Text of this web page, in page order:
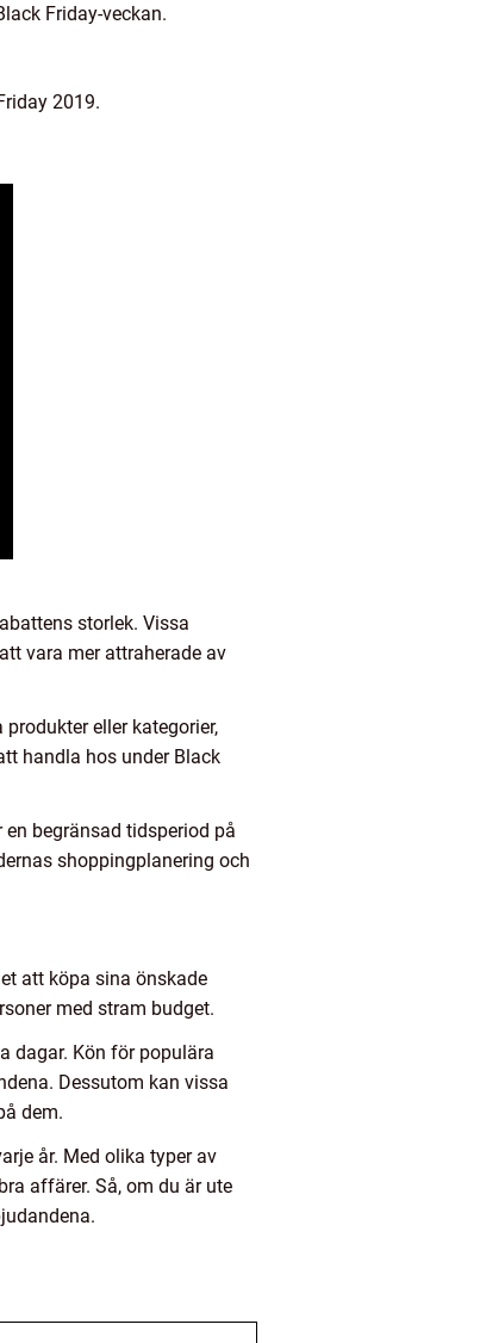
Friday-veckan.
2019.
storlek. Vissa
vara mer attraherade av
eller kategorier,
handla hos under Black
begränsad tidsperiod på
shoppingplanering och
att köpa sina önskade
med stram budget.
dagar. Kön för populära
Dessutom kan vissa
dem.
år. Med olika typer av
affärer. Så, om du är ute